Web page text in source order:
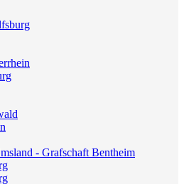
- Grafschaft Bentheim